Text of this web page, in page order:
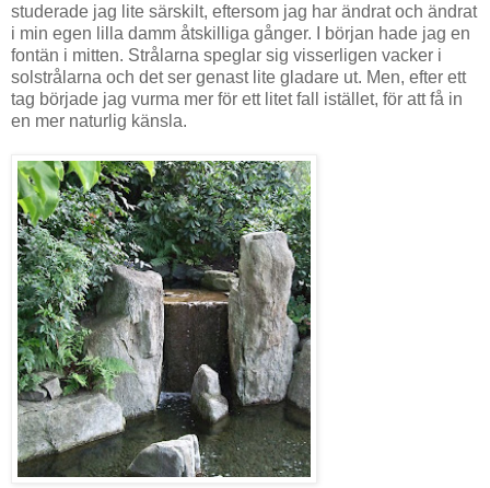
studerade jag lite särskilt, eftersom jag har ändrat och ändrat
i min egen lilla damm åtskilliga gånger. I början hade jag en
fontän i mitten. Strålarna speglar sig visserligen vacker i
solstrålarna och det ser genast lite gladare ut. Men, efter ett
tag började jag vurma mer för ett litet fall istället, för att få in
en mer naturlig känsla.